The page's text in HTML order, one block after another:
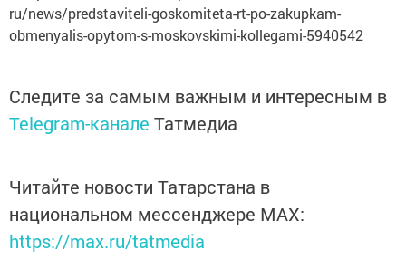
ru/news/predstaviteli-goskomiteta-rt-po-zakupkam-
obmenyalis-opytom-s-moskovskimi-kollegami-5940542
Следите за самым важным и интересным в
Telegram-канале Татмедиа
Читайте новости Татарстана в
национальном мессенджере MАХ:
https://max.ru/tatmedia